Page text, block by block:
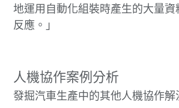
地運用自動化組裝時產生的大量資
反應。」
人機協作案例分析
發掘汽車生產中的其他人機協作解